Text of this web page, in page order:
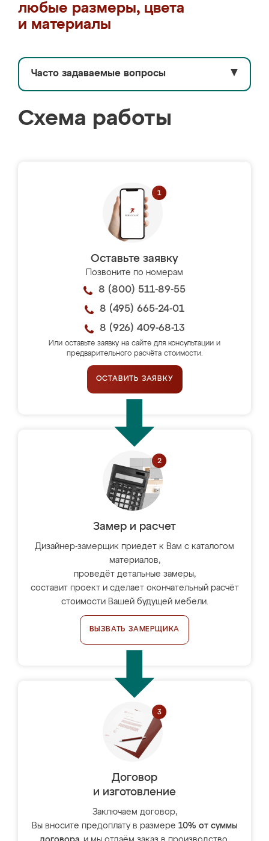
любые размеры, цвета
и материалы
Часто задаваемые вопросы ▼
Схема работы
Оставьте заявку
Позвоните по номерам
8 (800) 511-89-55
8 (495) 665-24-01
8 (926) 409-68-13
Или оставьте заявку на сайте для консультации и
предварительного расчёта стоимости.
ОСТАВИТЬ ЗАЯВКУ
Замер и расчет
Дизайнер-замерщик приедет к Вам с каталогом
материалов,
проведёт детальные замеры,
составит проект и сделает окончательный расчёт
стоимости Вашей будущей мебели.
ВЫЗВАТЬ ЗАМЕРЩИКА
Договор
и изготовление
Заключаем договор,
Вы вносите предоплату в размере 10% от суммы